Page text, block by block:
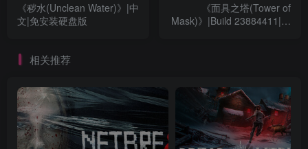
《秽水(Unclean Water)》|中
文|免安装硬盘版
《面具之塔(Tower of
Mask)》|Build 23884411|中
相关推荐